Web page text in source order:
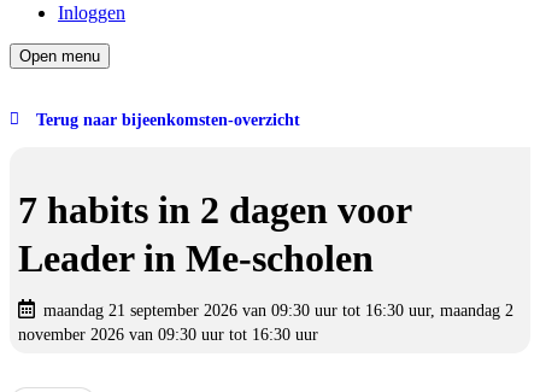
Inloggen
Open menu
Terug naar bijeenkomsten-overzicht
7 habits in 2 dagen voor
Leader in Me-scholen
maandag 21 september 2026 van 09:30 uur tot 16:30 uur, maandag 2
november 2026 van 09:30 uur tot 16:30 uur